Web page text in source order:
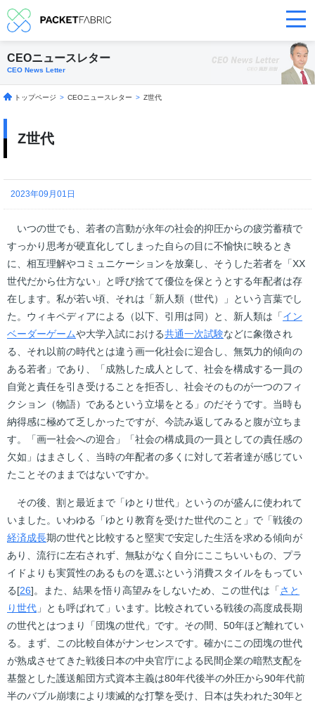
CEOニュースレター
CEO News Letter
トップページ > CEOニュースレター > Z世代
Z世代
2023年09月01日
いつの世でも、若者の言動が永年の社会的抑圧からの疲労蓄積で
すっかり思考が硬直化してしまった自らの目に不愉快に映るとき
に、相互理解やコミュニケーションを放棄し、そうした若者を「XX
世代だから仕方ない」と呼び捨てて優位を保とうとする年配者は存
在します。私が若い頃、それは「新人類（世代）」という言葉でし
た。ウィキペディアによる（以下、引用は同）と、新人類は「イン
ベーダーゲームや大学入試における共通一次試験などに象徴され
る、それ以前の時代とは違う画一化社会に迎合し、無気力的傾向の
ある若者」であり、「成熟した成人として、社会を構成する一員の
自覚と責任を引き受けることを拒否し、社会そのものが一つのフィ
クション（物語）であるという立場をとる」のだそうです。当時も
納得感に極めて乏しかったですが、今読み返してみると腹が立ちま
す。「画一社会への迎合」「社会の構成員の一員としての責任感の
欠如」はまさしく、当時の年配者の多くに対して若者達が感じてい
たことそのままではないですか。
その後、割と最近まで「ゆとり世代」というのが盛んに使われて
いました。いわゆる「ゆとり教育を受けた世代のこと」で「戦後の
経済成長期の世代と比較すると堅実で安定した生活を求める傾向が
あり、流行に左右されず、無駄がなく自分にここちいいもの、プラ
イドよりも実質性のあるものを選ぶという消費スタイルをもってい
る[26]。また、結果を悟り高望みをしないため、この世代は「さと
り世代 」とも呼ばれて」います。比較されている戦後の高度成長期
の世代とはつまり「団塊の世代」です。その間、50年ほど離れてい
る。まず、この比較自体がナンセンスです。確かにこの団塊の世代
が熟成させてきた戦後日本の中央官庁による民間企業の暗黙支配を
基盤とした護送船団方式資本主義は80年代後半の外圧から90年代前
半のバブル崩壊により壊滅的な打撃を受け、日本は失われた30年と